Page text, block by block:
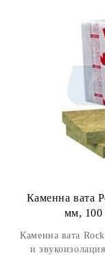
Каменна вата
мм, 100
Каменна вата
и